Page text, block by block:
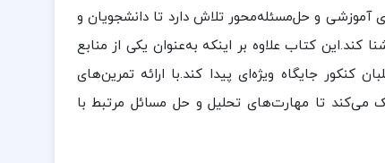
آموزشی و حل‌مسئله‌محور تلاش دارد تا دانشجویان و
کتاب علاوه بر اینکه به‌عنوان یکی از منابع
کنکور جایگاه ویژه‌ای پیدا کند.با ارائه تمرین‌های
می‌کند تا مهارت‌های تحلیل و حل مسائل مرتبط با